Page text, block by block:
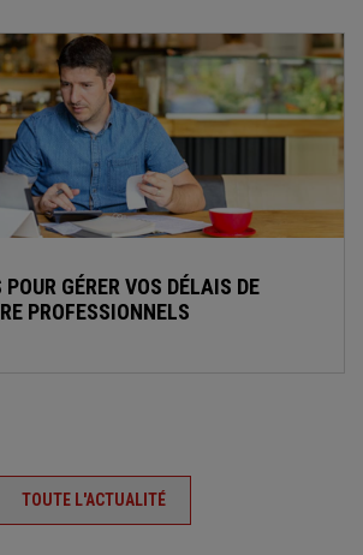
GÉRER VOS DÉLAIS DE
PROFESSIONNELS
TOUTE L'ACTUALITÉ